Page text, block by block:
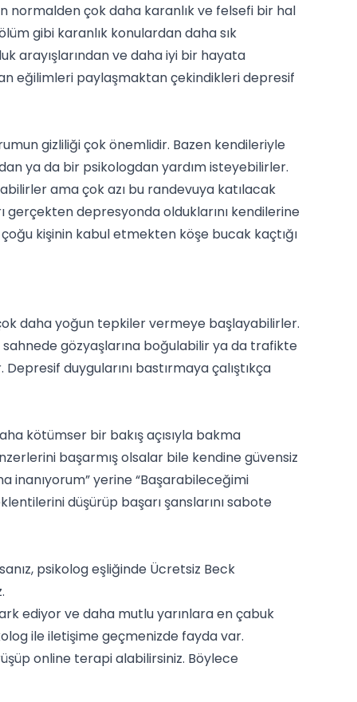
normalden çok daha karanlık ve felsefi bir hal
gibi karanlık konulardan daha sık
arayışlarından ve daha iyi bir hayata
eğilimleri paylaşmaktan çekindikleri depresif
gizliliği çok önemlidir. Bazen kendileriyle
ya da bir psikologdan yardım isteyebilirler.
ama çok azı bu randevuya katılacak
depresyonda olduklarını kendilerine
kişinin kabul etmekten köşe bucak kaçtığı
daha yoğun tepkiler vermeye başlayabilirler.
gözyaşlarına boğulabilir ya da trafikte
duygularını bastırmaya çalıştıkça
kötümser bir bakış açısıyla bakma
başarmış olsalar bile kendine güvensiz
inanıyorum” yerine “Başarabileceğimi
düşürüp başarı şanslarını sabote
psikolog eşliğinde Ücretsiz Beck
ediyor ve daha mutlu yarınlara en çabuk
ile iletişime geçmenizde fayda var.
online terapi alabilirsiniz. Böylece